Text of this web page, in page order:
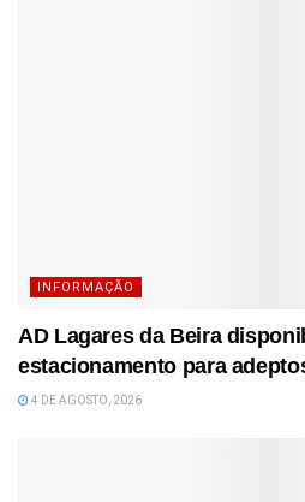
INFORMAÇÃO
AD Lagares da Beira
estacionamento para
4 DE AGOSTO, 2026